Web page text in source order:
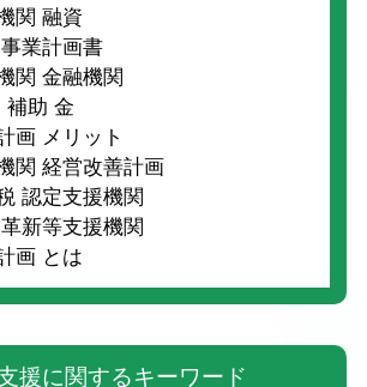
関 融資
業計画書
関 金融機関
補助 金
画 メリット
関 経営改善計画
認定支援機関
新等支援機関
画 とは
援に関するキーワード